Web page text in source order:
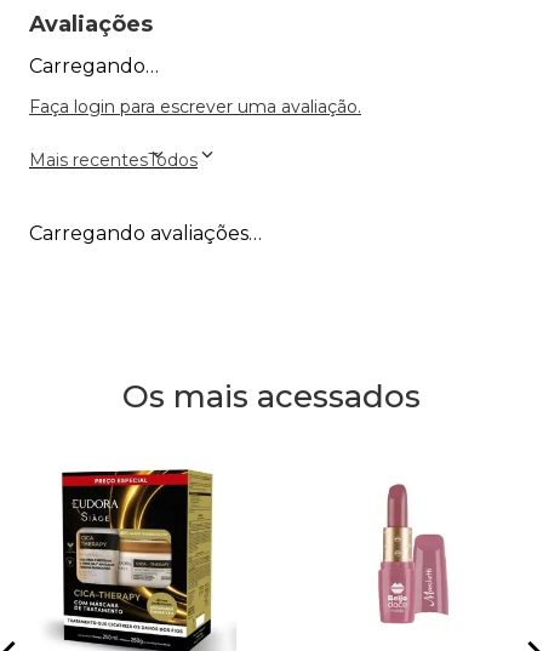
Avaliações
Carregando…
Faça login para escrever uma avaliação.
Mais recentesTodos
Carregando avaliações…
Os mais acessados